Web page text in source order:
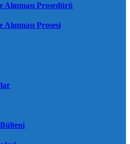
Alınması Prosedürü
Prosesi